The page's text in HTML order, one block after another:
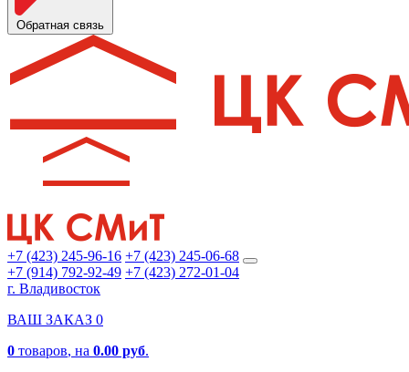
Обратная связь
+7 (423) 245-96-16 +7 (423) 245-06-68
+7 (914) 792-92-49 +7 (423) 272-01-04
г. Владивосток
ВАШ ЗАКАЗ 0
0 товаров, на 0.00 руб.